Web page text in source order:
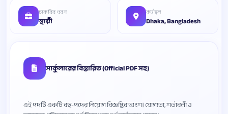
চাকরির ধরন
স্থায়ী
কর্মস্থল
Dhaka, Bangladesh
সার্কুলারের বিস্তারিত (Official PDF সহ)
এই পদটি একটি বহু-পদের নিয়োগ বিজ্ঞপ্তির অংশ। যোগ্যতা, শর্তাবলী ও